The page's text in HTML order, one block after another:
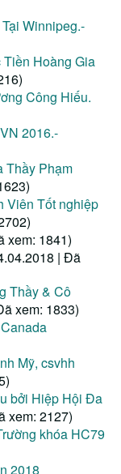
Winnipeg.-
Hoàng Gia
Công Hiếu.
2016.-
Thầy Phạm
Viên Tốt nghiệp
xem: 1841)
| Đã
Thầy & Cô
xem: 1833)
Mỹ, csvhh
bởi Hiệp Hội Đa
xem: 2127)
khóa HC79
2018